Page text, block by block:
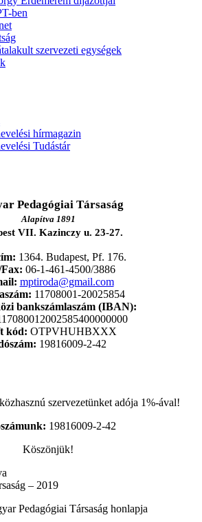
ben
szervezeti egységek
hírmagazin
Tudástár
Pedagógiai Társaság
Alapítva 1891
VII. Kazinczy u. 23-27.
1364. Budapest, Pf. 176.
06-1-461-4500/3886
mptiroda@gmail.com
11708001-20025854
bankszámlaszám (IBAN):
kód: OTPVHUHBXXX
19816009-2-42
szervezetünket adója 1%-ával!
19816009-2-42
Köszönjük!
– 2019
Pedagógiai Társaság honlapja